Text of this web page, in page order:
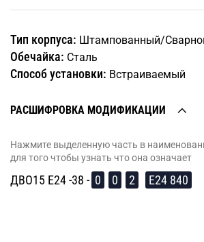
Тип корпуса: Штампованный/
Обечайка: Сталь
Способ установки: Встраиваемый
РАСШИФРОВКА МОДИФИКАЦИИ
Нажмите выделенную часть в
для того чтобы узнать что она означает
ДВО15 E24 -38 - 0 0 2 E24 840